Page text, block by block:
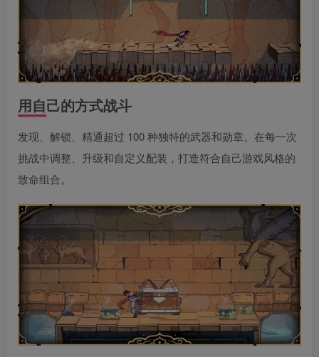
用自己的方式战斗
发现、解锁、精通超过 100 种独特的武器和勋章。在每一次
挑战中调整、升级和自定义配装，打造符合自己游戏风格的
致命组合。